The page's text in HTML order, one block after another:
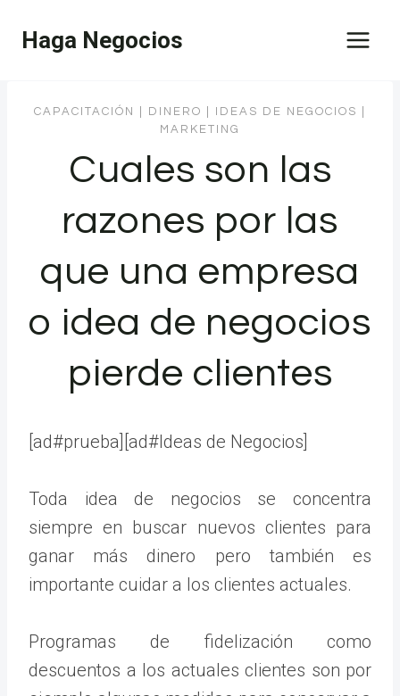
Haga Negocios
CAPACITACIÓN DINERO IDEAS DE NEGOCIOS
MARKETING
Cuales son las
razones por las
que una empresa
o idea de negocios
pierde clientes
[ad#prueba][ad#Ideas de Negocios]
Toda idea de negocios se concentra
siempre en buscar nuevos clientes para
ganar más dinero pero también es
importante cuidar a los clientes actuales.
Programas de fidelización como
descuentos a los actuales clientes son por